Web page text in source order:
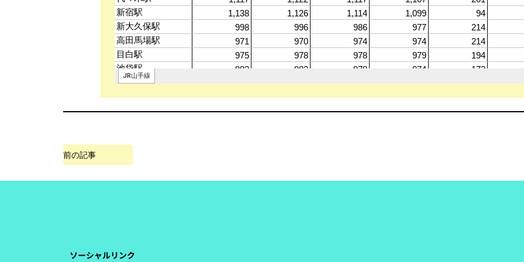
前の記事
ソーシャルリンク